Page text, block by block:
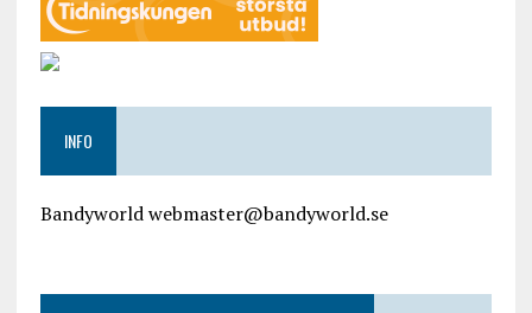
INFO
Bandyworld webmaster@bandyworld.se